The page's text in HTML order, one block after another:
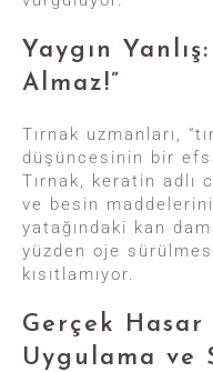
Yaygın
Almaz!”
Tırnak uzmanları,
düşüncesinin bir
Tırnak, keratin adlı
ve besin
yatağındaki kan
yüzden oje
kısıtlamıyor.
Gerçek Hasar
Uygulama ve